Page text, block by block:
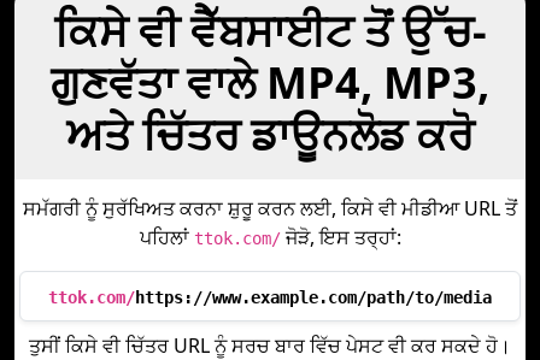
ਕਿਸੇ ਵੀ ਵੈੱਬਸਾਈਟ ਤੋਂ ਉੱਚ-
ਗੁਣਵੱਤਾ ਵਾਲੇ MP4, MP3,
ਅਤੇ ਚਿੱਤਰ ਡਾਊਨਲੋਡ ਕਰੋ
ਸਮੱਗਰੀ ਨੂੰ ਸੁਰੱਖਿਅਤ ਕਰਨਾ ਸ਼ੁਰੂ ਕਰਨ ਲਈ, ਕਿਸੇ ਵੀ ਮੀਡੀਆ URL ਤੋਂ
ਪਹਿਲਾਂ ttok.com/ਜੋੜੋ, ਇਸ ਤਰ੍ਹਾਂ:
ttok.com/https://www.example.com/path/to/media
ਤੁਸੀਂ ਕਿਸੇ ਵੀ ਚਿੱਤਰ URL ਨੂੰ ਸਰਚ ਬਾਰ ਵਿੱਚ ਪੇਸਟ ਵੀ ਕਰ ਸਕਦੇ ਹੋ।